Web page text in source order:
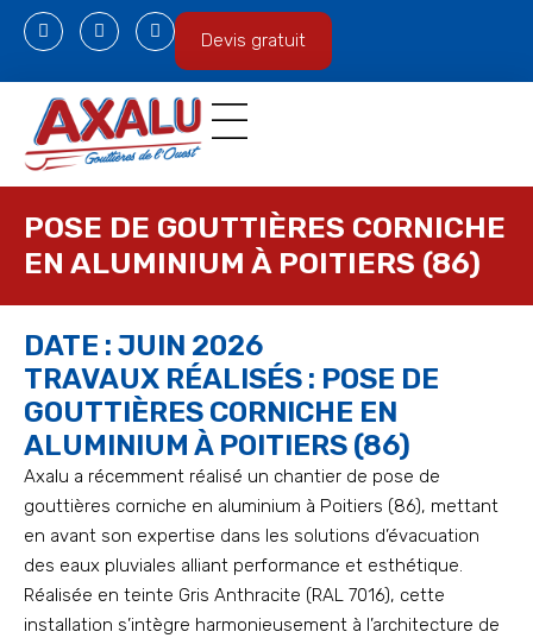
Devis gratuit
POSE DE GOUTTIÈRES CORNICHE
EN ALUMINIUM À POITIERS (86)
DATE : JUIN 2026
TRAVAUX RÉALISÉS : POSE DE
GOUTTIÈRES CORNICHE EN
ALUMINIUM À POITIERS (86)
Axalu a récemment réalisé un chantier de pose de
gouttières corniche en aluminium à Poitiers (86), mettant
en avant son expertise dans les solutions d’évacuation
des eaux pluviales alliant performance et esthétique.
Réalisée en teinte Gris Anthracite (RAL 7016), cette
installation s’intègre harmonieusement à l’architecture de